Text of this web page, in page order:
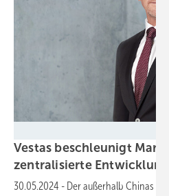
Vestas beschleunigt
zentralisierte Entwicklung
30.05.2024 - Der außerhalb Chinas